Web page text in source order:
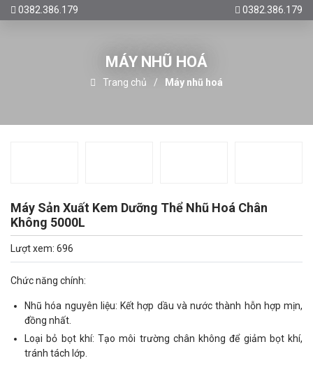
0382.386.179 0382.386.179
MÁY NHŨ HOÁ
Trang chủ Máy nhũ hoá
Máy Sản Xuất Kem Dưỡng Thể Nhũ Hoá Chân
Không 5000L
Lượt xem: 696
Chức năng chính:
Nhũ hóa nguyên liệu: Kết hợp dầu và nước thành hỗn hợp mịn,
đồng nhất.
Loại bỏ bọt khí: Tạo môi trường chân không để giảm bọt khí,
tránh tách lớp.